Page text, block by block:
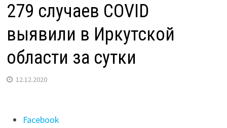
279 случаев COVID
выявили в Иркутской
области за сутки
12.12.2020
Поделиться
Facebook